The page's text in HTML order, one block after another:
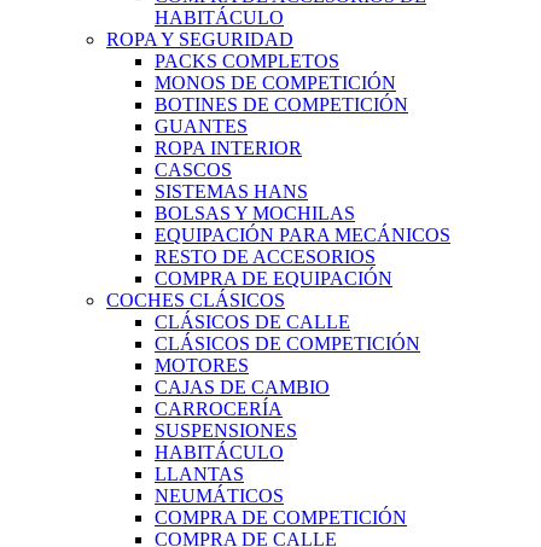
HABITÁCULO
ROPA Y SEGURIDAD
PACKS COMPLETOS
MONOS DE COMPETICIÓN
BOTINES DE COMPETICIÓN
GUANTES
ROPA INTERIOR
CASCOS
SISTEMAS HANS
BOLSAS Y MOCHILAS
EQUIPACIÓN PARA MECÁNICOS
RESTO DE ACCESORIOS
COMPRA DE EQUIPACIÓN
COCHES CLÁSICOS
CLÁSICOS DE CALLE
CLÁSICOS DE COMPETICIÓN
MOTORES
CAJAS DE CAMBIO
CARROCERÍA
SUSPENSIONES
HABITÁCULO
LLANTAS
NEUMÁTICOS
COMPRA DE COMPETICIÓN
COMPRA DE CALLE